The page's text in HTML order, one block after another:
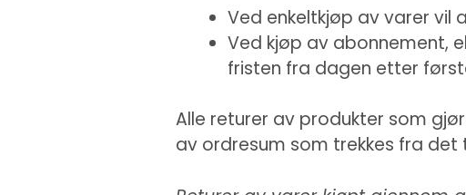
Ved enkeltkjøp av varer
Ved kjøp av abonnement,
fristen fra dagen etter
Alle returer av produkter som
av ordresum som trekkes fra